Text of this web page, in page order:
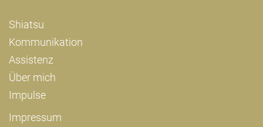
Shiatsu
Kommunikation
Assistenz
Über mich
Impulse
Impressum